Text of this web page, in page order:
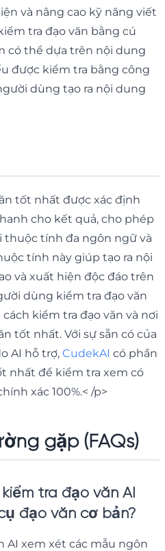
và nâng cao kỹ năng viết
tra đạo văn bằng cú
có thể dựa trên nội dung
được kiểm tra bằng công
dùng tạo ra nội dung
tốt nhất được xác định
cho kết quả, cho phép
thuộc tính đa ngôn ngữ và
tính này giúp tạo ra nội
và xuất hiện độc đáo trên
dùng kiểm tra đạo văn
kiểm tra đạo văn và nơi
tốt nhất. Với sự sẵn có của
AI hỗ trợ, CudekAI có phần
nhất để kiểm tra xem có
xác 100%.< /p>
gặp (FAQs)
tra đạo văn AI
đạo văn cơ bản?
AI xem xét các mẫu ngôn